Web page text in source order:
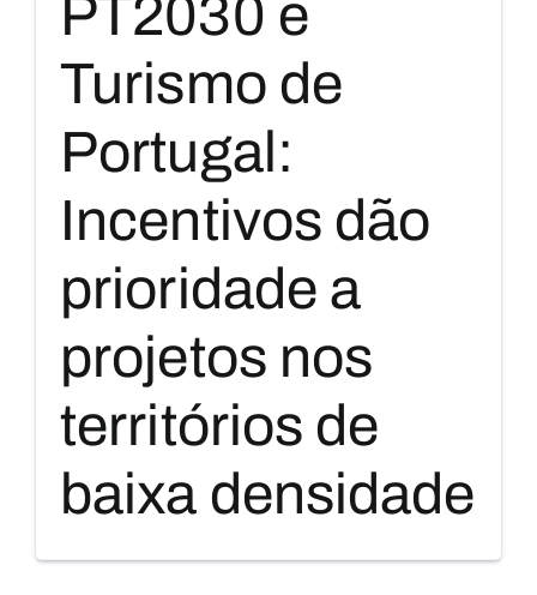
PT2030 e
Turismo de
Portugal:
Incentivos dão
prioridade a
projetos nos
territórios de
baixa densidade